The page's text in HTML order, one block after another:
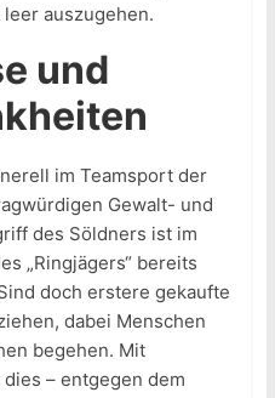
auszugehen.
und
im Teamsport der
Gewalt- und
des Söldners ist im
„Ringjägers“ bereits
doch erstere gekaufte
dabei Menschen
begehen. Mit
– entgegen dem